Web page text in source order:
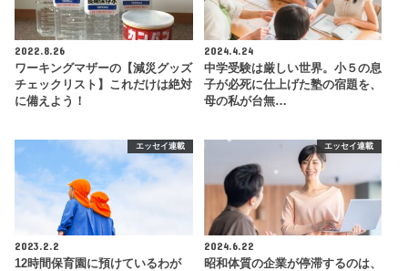
2022.8.26
ワーキングマザーの【減災グッズ
チェックリスト】これだけは絶対
に備えよう！
2024.4.24
中学受験は厳しい世界。小５の息
子が必死に仕上げた塾の宿題を、
母の私が台無…
エッセイ連載
2023.2.2
12時間保育園に預けているわが
エッセイ連載
2024.6.22
昭和体質の企業が停滞するのは、